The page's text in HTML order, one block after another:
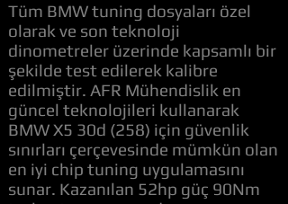
Tüm BMW tuning dosyaları özel
olarak ve son teknoloji
dinometreler üzerinde kapsamlı bir
şekilde test edilerek kalibre
edilmiştir. AFR Mühendislik en
güncel teknolojileri kullanarak
BMW X5 30d (258) için güvenlik
sınırları çerçevesinde mümkün olan
en iyi chip tuning uygulamasını
sunar. Kazanılan 52hp güç 90Nm